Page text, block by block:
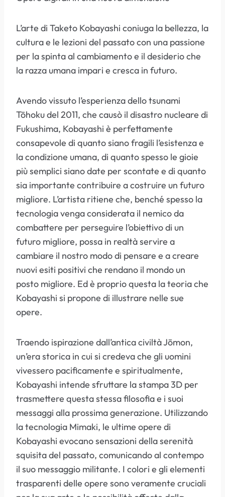
L’arte di Taketo Kobayashi coniuga la bellezza, la
cultura e le lezioni del passato con una passione
per la spinta al cambiamento e il desiderio che
la razza umana impari e cresca in futuro.
Avendo vissuto l’esperienza dello tsunami
Tōhoku del 2011, che causò il disastro nucleare di
Fukushima, Kobayashi è perfettamente
consapevole di quanto siano fragili l’esistenza e
la condizione umana, di quanto spesso le gioie
più semplici siano date per scontate e di quanto
sia importante contribuire a costruire un futuro
migliore. L’artista ritiene che, benché spesso la
tecnologia venga considerata il nemico da
combattere per perseguire l’obiettivo di un
futuro migliore, possa in realtà servire a
cambiare il nostro modo di pensare e a creare
nuovi esiti positivi che rendano il mondo un
posto migliore. Ed è proprio questa la teoria che
Kobayashi si propone di illustrare nelle sue
opere.
Traendo ispirazione dall’antica civiltà Jōmon,
un’era storica in cui si credeva che gli uomini
vivessero pacificamente e spiritualmente,
Kobayashi intende sfruttare la stampa 3D per
trasmettere questa stessa filosofia e i suoi
messaggi alla prossima generazione. Utilizzando
la tecnologia Mimaki, le ultime opere di
Kobayashi evocano sensazioni della serenità
squisita del passato, comunicando al contempo
il suo messaggio militante. I colori e gli elementi
trasparenti delle opere sono veramente cruciali